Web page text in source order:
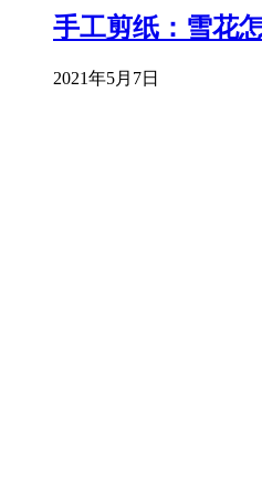
手工剪纸：雪花
2021年5月7日